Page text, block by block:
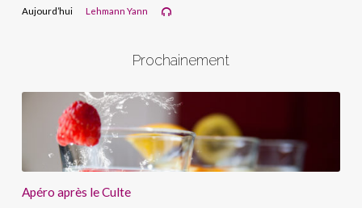
Aujourd’hui Lehmann Yann
Prochainement
Apéro après le Culte